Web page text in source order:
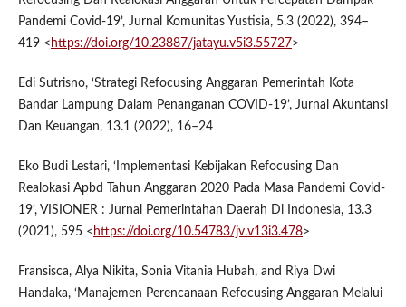
Pandemi Covid-19’, Jurnal Komunitas Yustisia, 5.3 (2022), 394–
419 < https://doi.org/10.23887/jatayu.v5i3.55727>
Edi Sutrisno, ‘Strategi Refocusing Anggaran Pemerintah Kota
Bandar Lampung Dalam Penanganan COVID-19’, Jurnal Akuntansi
Dan Keuangan, 13.1 (2022), 16–24
Eko Budi Lestari, ‘Implementasi Kebijakan Refocusing Dan
Realokasi Apbd Tahun Anggaran 2020 Pada Masa Pandemi Covid-
19’, VISIONER : Jurnal Pemerintahan Daerah Di Indonesia, 13.3
(2021), 595 < https://doi.org/10.54783/jv.v13i3.478>
Fransisca, Alya Nikita, Sonia Vitania Hubah, and Riya Dwi
Handaka, ‘Manajemen Perencanaan Refocusing Anggaran Melalui